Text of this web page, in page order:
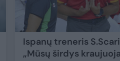
Ispanų treneris
„Mūsų širdys